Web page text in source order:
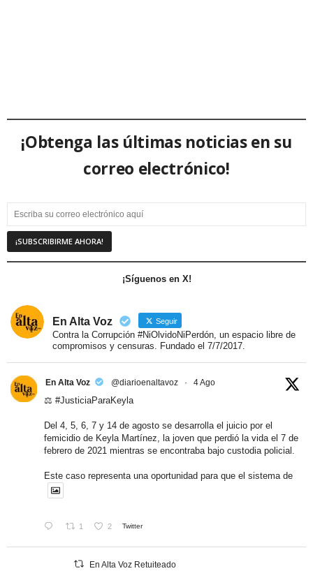
¡Obtenga las últimas noticias en su
correo electrónico!
¡Síguenos en X!
En Alta Voz Seguir
Contra la Corrupción #NiOlvidoNiPerdón, un espacio libre de
compromisos y censuras. Fundado el 7/7/2017.
En Alta Voz @diarioenaltavoz · 4 Ago
⚖️ #JusticiaParaKeyla
Del 4, 5, 6, 7 y 14 de agosto se desarrolla el juicio por el
femicidio de Keyla Martínez, la joven que perdió la vida el 7 de
febrero de 2021 mientras se encontraba bajo custodia policial.
Este caso representa una oportunidad para que el sistema de
1 2 Twitter
En Alta Voz Retuiteado